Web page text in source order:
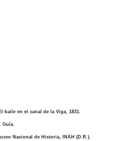
baile en el canal de la Viga, 1831.
Guía.
Nacional de Historia, INAH (D.R.).